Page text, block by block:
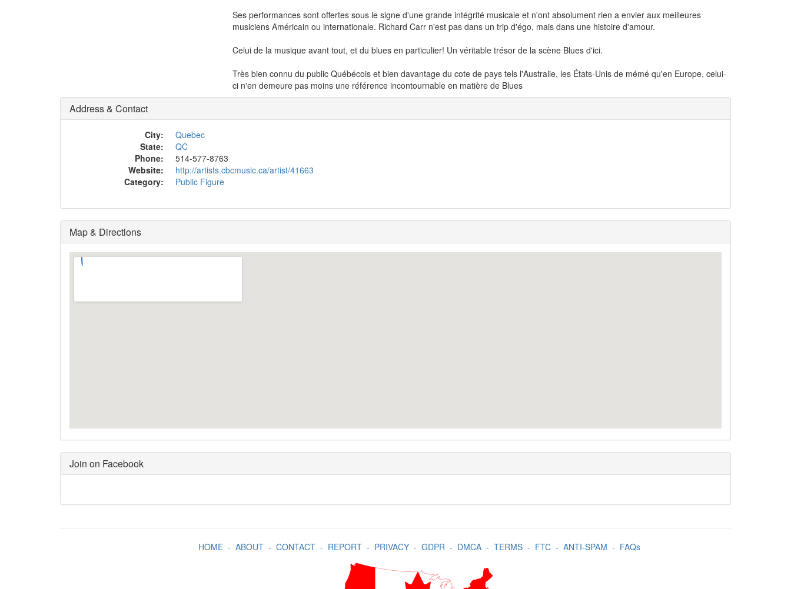
Ses performances sont offertes sous le signe d'une grande intégrité musicale et n'ont absolument rien a envier aux meilleures
musiciens Américain ou internationale. Richard Carr n'est pas dans un trip d'égo, mais dans une histoire d'amour.
Celui de la musique avant tout, et du blues en particulier! Un véritable trésor de la scène Blues d'ici.
Très bien connu du public Québécois et bien davantage du cote de pays tels l'Australie, les États-Unis de mémé qu'en Europe, celui-
ci n'en demeure pas moins une référence incontournable en matière de Blues
Address & Contact
City:
Quebec
State:
QC
Phone:
514-577-8763
Website:
http://artists.cbcmusic.ca/artist/41663
Category:
Public Figure
Map & Directions
Join on Facebook
HOME- ABOUT- CONTACT- REPORT- PRIVACY- GDPR- DMCA- TERMS- FTC- ANTI-SPAM - FAQs